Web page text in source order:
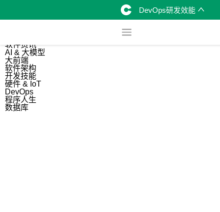
DevOps研发效能
软件资讯
AI & 大模型
大前端
软件架构
开发技能
硬件 & IoT
DevOps
程序人生
数据库